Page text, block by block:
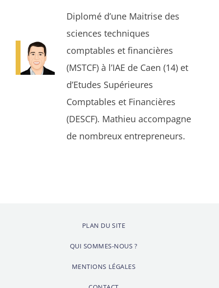
Diplomé d’une Maitrise des
sciences techniques
comptables et financières
(MSTCF) à l’IAE de Caen (14) et
d’Etudes Supérieures
Comptables et Financières
(DESCF). Mathieu accompagne
de nombreux entrepreneurs.
PLAN DU SITE
QUI SOMMES-NOUS ?
MENTIONS LÉGALES